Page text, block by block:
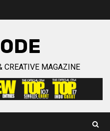
CREATIVE MAGAZINE